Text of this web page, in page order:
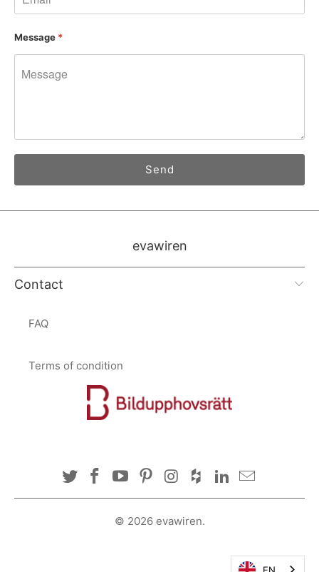
Message *
evawiren
Contact
FAQ
Terms of condition
© 2026 evawiren.
EN